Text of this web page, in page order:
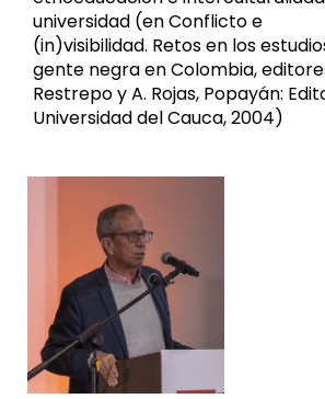
universidad (en Conflicto e
(in)visibilidad. Retos en los
gente negra en Colombia,
Restrepo y A. Rojas, Popayán:
Universidad del Cauca, 2004)